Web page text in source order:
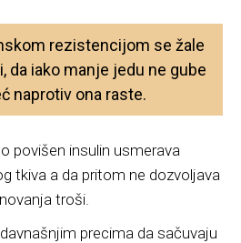
rezistencijom se žale
da iako manje jedu ne gube
naprotiv ona raste.
povišen insulin usmerava
tkiva a da pritom ne dozvoljava
troši.
precima da sačuvaju